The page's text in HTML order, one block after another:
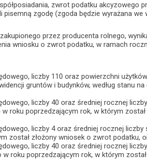
zwrot podatku akcyzowego
zgodę (zgoda będzie wyrażana we
przez producenta rolnego,
wniosku o zwrot podatku, w ramach
liczby 110 oraz powierzchni
gruntów i budynków, według stanu
liczby 40 oraz średniej rocznej
roku poprzedzającym rok, w którym
liczby 4 oraz średniej rocznej liczby
został złożony wniosek o zwrot podatku,
liczby 40 oraz średniej rocznej
roku poprzedzającym rok, w którym